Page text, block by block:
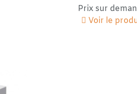
Prix sur
Voir le